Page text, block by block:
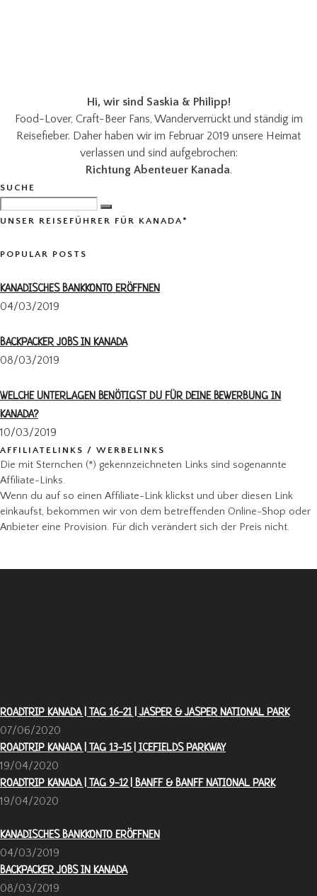
Hi, wir sind Saskia & Philipp!
Food-Lover, Craft-Beer Fans, Wanderverrückt und ständig im
Reisefieber. Daher haben wir im Februar 2019 unsere Heimat
verlassen und sind aufgebrochen:
Richtung Abenteuer Kanada.
SUCHE
UNSER REISEFÜHRER FÜR KANADA*
POPULAR POSTS
KANADISCHES BANKKONTO ERÖFFNEN
04/03/2019
BACKPACKER JOBS IN KANADA
08/03/2019
WELCHE UNTERLAGEN BENÖTIGST DU FÜR DEINE BEWERBUNG IN
KANADA?
10/03/2019
AFFILIATELINKS / WERBELINKS
Die mit Sternchen (*) gekennzeichneten Links sind sogenannte
Affiliate-Links.
Wenn du auf so einen Affiliate-Link klickst und über diesen Link
einkaufst, bekommen wir von dem betreffenden Online-Shop oder
Anbieter eine Provision. Für dich verändert sich der Preis nicht.
ROADTRIP KANADA | TAG 16-21 | JASPER & JASPER NATIONAL PARK
07/06/2020
ROADTRIP KANADA | TAG 13-15 | ICEFIELDS PARKWAY
19/04/2020
ROADTRIP KANADA | TAG 9-12 | BANFF & BANFF NATIONAL PARK
19/04/2020
KANADISCHES BANKKONTO ERÖFFNEN
04/03/2019
BACKPACKER JOBS IN KANADA
08/03/2019